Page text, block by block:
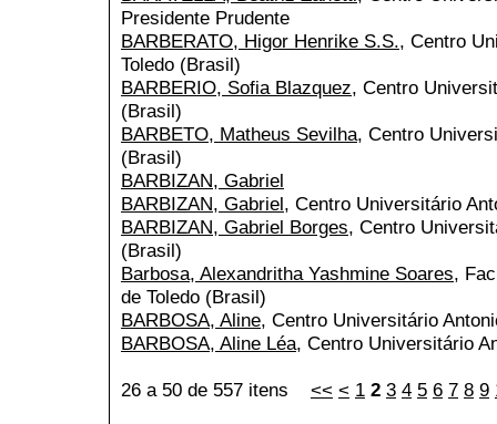
Presidente Prudente
BARBERATO, Higor Henrike S.S., Centro
Toledo (Brasil)
BARBERIO, Sofia Blazquez, Centro
(Brasil)
BARBETO, Matheus Sevilha, Centro
(Brasil)
BARBIZAN, Gabriel
BARBIZAN, Gabriel, Centro Universitário
BARBIZAN, Gabriel Borges, Centro
(Brasil)
Barbosa, Alexandritha Yashmine Soares,
de Toledo (Brasil)
BARBOSA, Aline, Centro Universitário
BARBOSA, Aline Léa, Centro Universitário
26 a 50 de 557 itens << < 1 2 3 4 5 6 7 8 9